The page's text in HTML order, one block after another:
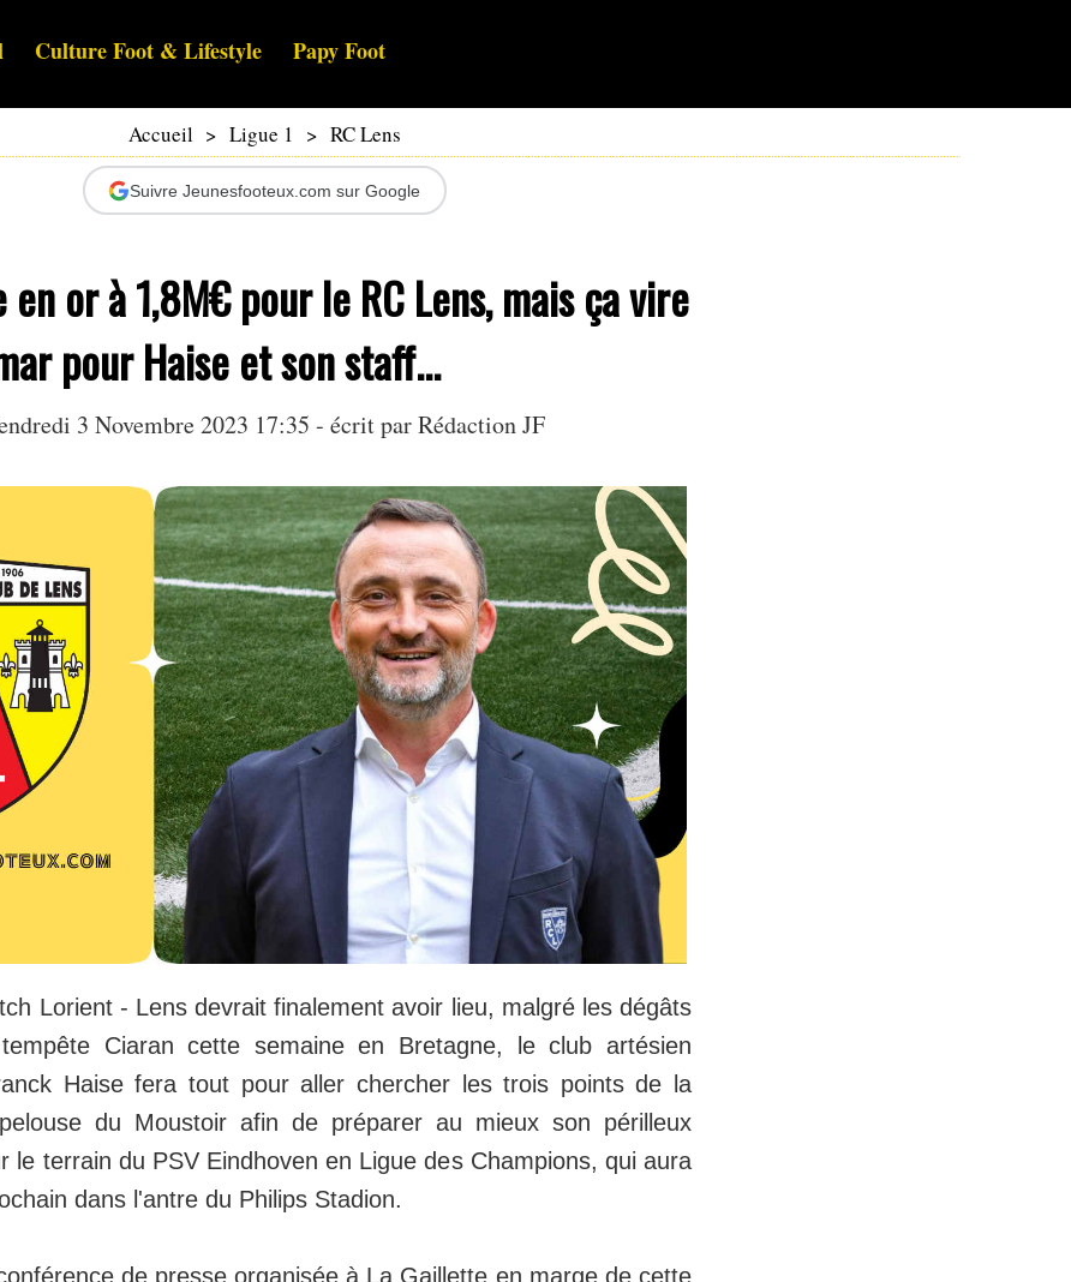
Culture Foot & Lifestyle Papy Foot
Accueil > Ligue 1 > RC Lens
Suivre Jeunesfooteux.com sur Google
or à 1,8M€ pour le RC Lens, mais ça vire
pour Haise et son staff...
3 Novembre 2023 17:35 - écrit par Rédaction JF
Lorient - Lens devrait finalement avoir lieu, malgré les dégâts
Ciaran cette semaine en Bretagne, le club artésien
Haise fera tout pour aller chercher les trois points de la
du Moustoir afin de préparer au mieux son périlleux
le terrain du PSV Eindhoven en Ligue des Champions, qui aura
dans l'antre du Philips Stadion.
de presse organisée à La Gaillette en marge de cette